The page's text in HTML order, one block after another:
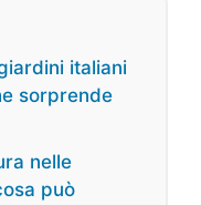
italiani
sorprende
nelle
può